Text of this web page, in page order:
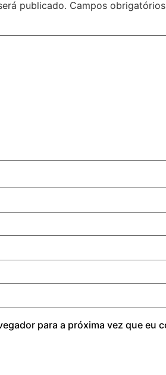
publicado. Campos
para a próxima vez que eu